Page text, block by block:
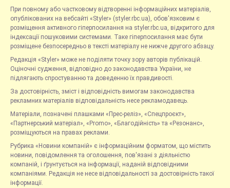
При повному або частковому відтворенні інформаційних матеріалів,
опублікованих на вебсайті «Styler» (styler.rbc.ua), обов'язковим є
розміщення активного гіперпосилання на styler.rbc.ua, відкритого для
індексації пошуковими системами. Таке гіперпосилання має бути
розміщене безпосередньо в тексті матеріалу не нижче другого абзацу.
Редакція «Styler» може не поділяти точку зору авторів публікацій.
Оціночні судження, відповідно до законодавства України, не
підлягають спростуванню та доведенню їх правдивості.
За достовірність, зміст і відповідність вимогам законодавства
рекламних матеріалів відповідальність несе рекламодавець.
Матеріали, позначені плашками «Прес-реліз», «Спецпроєкт»,
«Партнерський матеріал», «Promo», «Благодійність» та «Резонанс»,
розміщуються на правах реклами.
Рубрика «Новини компаній» є інформаційним форматом, що містить
новини, повідомлення та оголошення, пов'язані з діяльністю
компаній, і ґрунтується на інформації, наданій відповідними
компаніями. Редакція не несе відповідальності за достовірність такої
інформації.